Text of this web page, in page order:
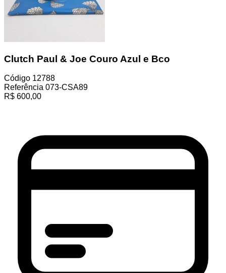
Clutch Paul & Joe Couro Azul e Bco
Código 12788
Referência 073-CSA89
R$ 600,00